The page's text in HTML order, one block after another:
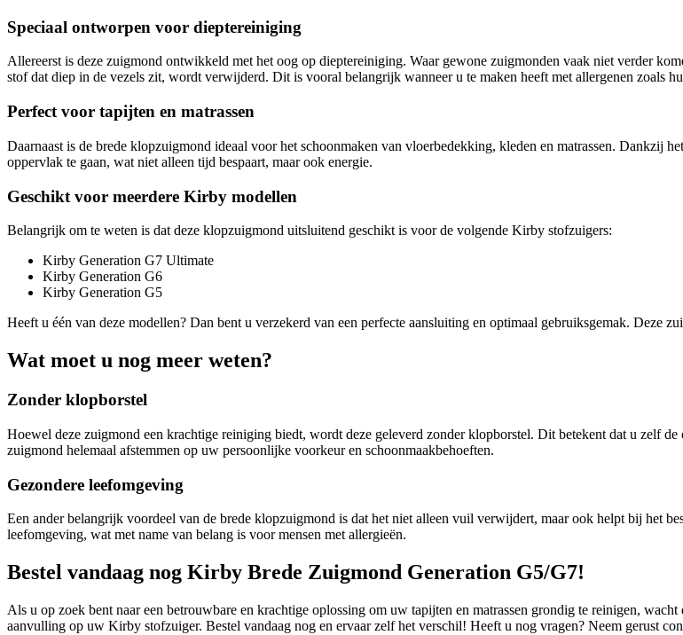
Speciaal ontworpen voor dieptereiniging
Allereerst is deze zuigmond ontwikkeld met het oog op dieptereiniging. Waar gewone zuigmonden vaak niet verder
stof dat diep in de vezels zit, wordt verwijderd. Dit is vooral belangrijk wanneer u te maken heeft met allergenen zoals
Perfect voor tapijten en matrassen
Daarnaast is de brede klopzuigmond ideaal voor het schoonmaken van vloerbedekking, kleden en matrassen. Dankzij
oppervlak te gaan, wat niet alleen tijd bespaart, maar ook energie.
Geschikt voor meerdere Kirby modellen
Belangrijk om te weten is dat deze klopzuigmond uitsluitend geschikt is voor de volgende Kirby stofzuigers:
Kirby Generation G7 Ultimate
Kirby Generation G6
Kirby Generation G5
Heeft u één van deze modellen? Dan bent u verzekerd van een perfecte aansluiting en optimaal gebruiksgemak. Deze
Wat moet u nog meer weten?
Zonder klopborstel
Hoewel deze zuigmond een krachtige reiniging biedt, wordt deze geleverd zonder klopborstel. Dit betekent dat u zelf
zuigmond helemaal afstemmen op uw persoonlijke voorkeur en schoonmaakbehoeften.
Gezondere leefomgeving
Een ander belangrijk voordeel van de brede klopzuigmond is dat het niet alleen vuil verwijdert, maar ook helpt bij het
leefomgeving, wat met name van belang is voor mensen met allergieën.
Bestel vandaag nog Kirby Brede Zuigmond Generation G5/G7!
Als u op zoek bent naar een betrouwbare en krachtige oplossing om uw tapijten en matrassen grondig te reinigen,
aanvulling op uw Kirby stofzuiger. Bestel vandaag nog en ervaar zelf het verschil! Heeft u nog vragen? Neem gerust